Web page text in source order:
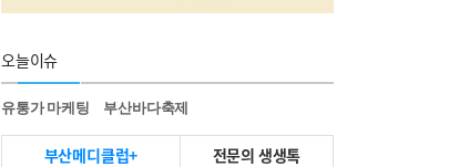
오늘이슈
유통가 마케팅 부산바다축제
부산메디클럽+ 전문의 생생톡